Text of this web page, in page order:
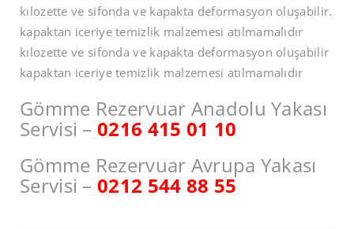
kılozette ve sifonda ve kapakta deformasyon oluşabilir.
kapaktan iceriye temizlik malzemesi atılmamalıdır
kılozette ve sifonda ve kapakta deformasyon oluşabilir
kapaktan iceriye temizlik malzemesi atılmamalıdır
Gömme Rezervuar Anadolu Yakası
Servisi – 0216 415 01 10
Gömme Rezervuar Avrupa Yakası
Servisi – 0212 544 88 55